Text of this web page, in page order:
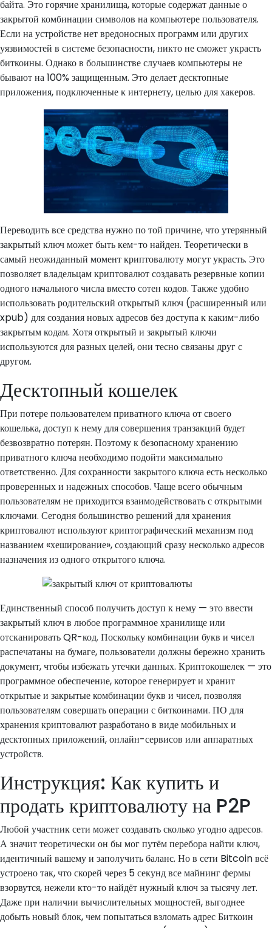
байта. Это горячие хранилища, которые содержат данные о
закрытой комбинации символов на компьютере пользователя.
Если на устройстве нет вредоносных программ или других
уязвимостей в системе безопасности, никто не сможет украсть
биткоины. Однако в большинстве случаев компьютеры не
бывают на 100% защищенным. Это делает десктопные
приложения, подключенные к интернету, целью для хакеров.
Переводить все средства нужно по той причине, что утерянный
закрытый ключ может быть кем-то найден. Теоретически в
самый неожиданный момент криптовалюту могут украсть. Это
позволяет владельцам криптовалют создавать резервные копии
одного начального числа вместо сотен кодов. Также удобно
использовать родительский открытый ключ (расширенный или
xpub) для создания новых адресов без доступа к каким-либо
закрытым кодам. Хотя открытый и закрытый ключи
используются для разных целей, они тесно связаны друг с
другом.
Десктопный кошелек
При потере пользователем приватного ключа от своего
кошелька, доступ к нему для совершения транзакций будет
безвозвратно потерян. Поэтому к безопасному хранению
приватного ключа необходимо подойти максимально
ответственно. Для сохранности закрытого ключа есть несколько
проверенных и надежных способов. Чаще всего обычным
пользователям не приходится взаимодействовать с открытыми
ключами. Сегодня большинство решений для хранения
криптовалют используют криптографический механизм под
названием «хеширование», создающий сразу несколько адресов
назначения из одного открытого ключа.
Единственный способ получить доступ к нему — это ввести
закрытый ключ в любое программное хранилище или
отсканировать QR-код. Поскольку комбинации букв и чисел
распечатаны на бумаге, пользователи должны бережно хранить
документ, чтобы избежать утечки данных. Криптокошелек — это
программное обеспечение, которое генерирует и хранит
открытые и закрытые комбинации букв и чисел, позволяя
пользователям совершать операции с биткоинами. ПО для
хранения криптовалют разработано в виде мобильных и
десктопных приложений, онлайн-сервисов или аппаратных
устройств.
Инструкция: Как купить и
продать криптовалюту на P2P
Любой участник сети может создавать сколько угодно адресов.
А значит теоретически он бы мог путём перебора найти ключ,
идентичный вашему и заполучить баланс. Но в сети Bitcoin всё
устроено так, что скорей через 5 секунд все майнинг фермы
взорвутся, нежели кто-то найдёт нужный ключ за тысячу лет.
Даже при наличии вычислительных мощностей, выгоднее
добыть новый блок, чем попытаться взломать адрес Биткоин